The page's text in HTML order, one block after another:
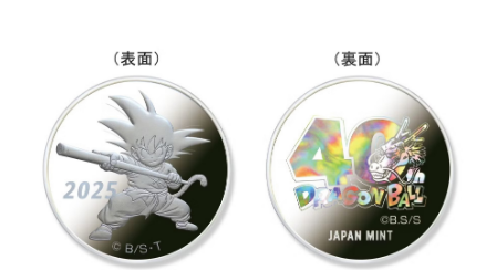
Por supuesto, no se trata de
una transformación idéntica
a la que vimos en Dragon Ball
, tomando solamente como